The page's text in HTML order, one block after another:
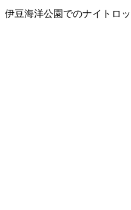
豆海洋公園でのナイトロッ